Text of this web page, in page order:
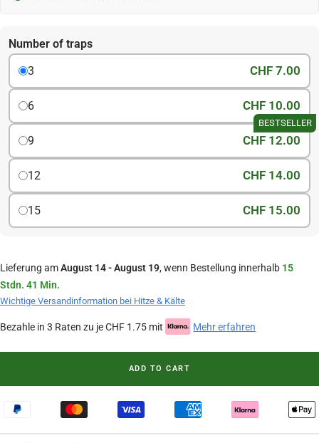
Number of traps
3
CHF 7.00
6 CHF 10.00
BESTSELLER
9 CHF 12.00
12 CHF 14.00
15 CHF 15.00
Lieferung amAugust 14 - August 19, wenn Bestellung innerhalb 15
Stdn. 41 Min.
Wichtige Versandinformation bei Hitze & Kälte
Bezahle in 3 Raten zu je CHF 1.75 mit Mehr erfahren
ADD TO CART